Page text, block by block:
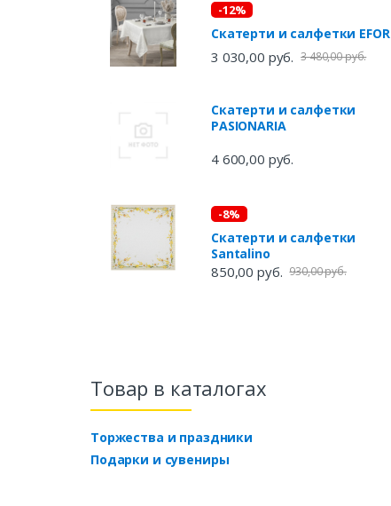
-12%
Скатерти и салфетки EFOR
3 030,00 руб. 3 480,00 руб.
Скатерти и салфетки
PASIONARIA
4 600,00 руб.
-8%
Скатерти и салфетки
Santalino
850,00 руб. 930,00 руб.
Товар в каталогах
Торжества и праздники
Подарки и сувениры